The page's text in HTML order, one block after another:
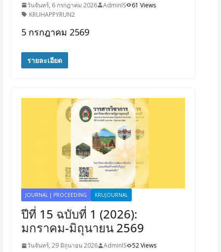
วันจันทร์, 6 กรกฎาคม 2026 AdminIS
61 Views
KRUHAPPYRUN2
5 กรกฎาคม 2569
รายละเอียด
JOURNAL | PROCEEDING KRUJOURNAL
ปีที่ 15 ฉบับที่ 1 (2026):
มกราคม-มิถุนายน 2569
วันจันทร์, 29 มิถุนายน 2026 AdminIS 52 Views